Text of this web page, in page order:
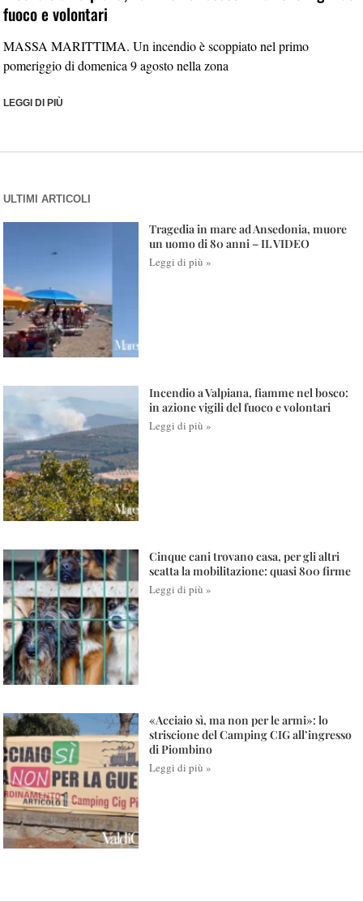
fuoco e volontari
MASSA MARITTIMA. Un incendio è scoppiato nel primo
pomeriggio di domenica 9 agosto nella zona
LEGGI DI PIÙ
ULTIMI ARTICOLI
Tragedia in mare ad Ansedonia, muore
un uomo di 80 anni – IL VIDEO
Leggi di più »
Incendio a Valpiana, fiamme nel bosco:
in azione vigili del fuoco e volontari
Leggi di più »
Cinque cani trovano casa, per gli altri
scatta la mobilitazione: quasi 800 firme
Leggi di più »
«Acciaio sì, ma non per le armi»: lo
striscione del Camping CIG all’ingresso
di Piombino
Leggi di più »